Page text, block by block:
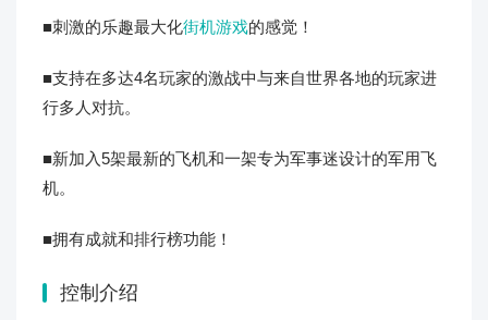
■刺激的乐趣最大化街机游戏的感觉！
■支持在多达4名玩家的激战中与来自世界各地的玩家进
行多人对抗。
■新加入5架最新的飞机和一架专为军事迷设计的军用飞
机。
■拥有成就和排行榜功能！
控制介绍